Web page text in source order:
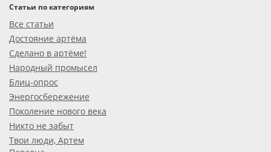
Статьи по категориям
Все статьи
Достояние артёма
Сделано в артёме!
Народный промысел
Блиц-опрос
Энергосбережение
Поколение нового века
Никто не забыт
Твои люди, Артем